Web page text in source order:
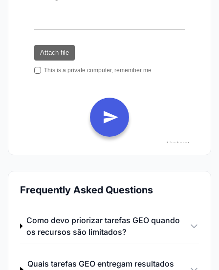
Frequently Asked Questions
Como devo priorizar tarefas GEO quando
os recursos são limitados?
Quais tarefas GEO entregam resultados